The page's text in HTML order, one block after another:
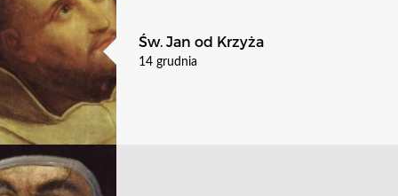
Św. Jan od Krzyża
14 grudnia